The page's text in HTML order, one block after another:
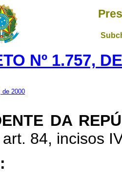
Nº 1.757,
de 2000
DA
84, incisos